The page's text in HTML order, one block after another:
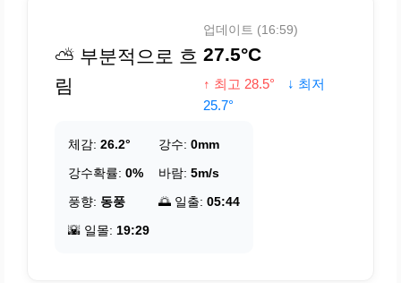
⛅ 부분적으로 흐
림
업데이트 (16:59)
27.5°C
↑ 최고 28.5°
↓ 최저
25.7°
체감: 26.2° 강수: 0mm
강수확률: 0% 바람: 5m/s
풍향: 동풍 🌅 일출: 05:44
🌇 일몰: 19:29